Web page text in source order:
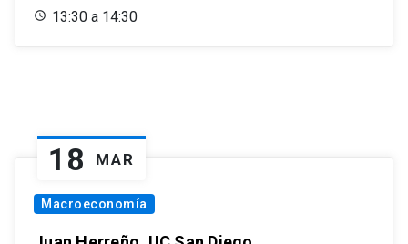
13:30 a 14:30
18 MAR
Macroeconomía